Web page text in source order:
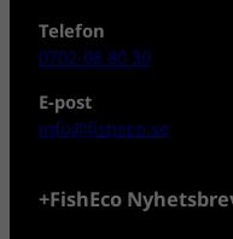
Telefon
0702-08 80 30
E-post
info@fisheco.se
+FishEco